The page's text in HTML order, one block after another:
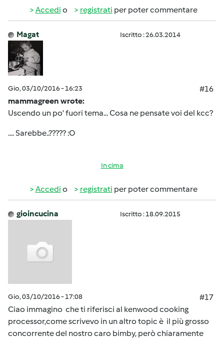
Accedi o registrati per poter commentare
Magat Iscritto : 26.03.2014
Gio, 03/10/2016 - 16:23
#16
mammagreen wrote:
Uscendo un po' fuori tema... Cosa ne pensate voi del kcc?
.... Sarebbe..????? :O
In cima
Accedi o registrati per poter commentare
gioincucina Iscritto : 18.09.2015
Gio, 03/10/2016 - 17:08
#17
Ciao immagino che ti riferisci al kenwood cooking
processor,come scrivevo in un altro topic è il più grosso
concorrente del nostro caro bimby, però chiaramente